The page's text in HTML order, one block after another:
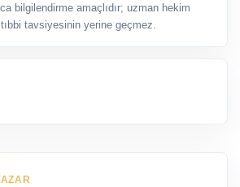
bilgilendirme amaçlıdır; uzman hekim
tavsiyesinin yerine geçmez.